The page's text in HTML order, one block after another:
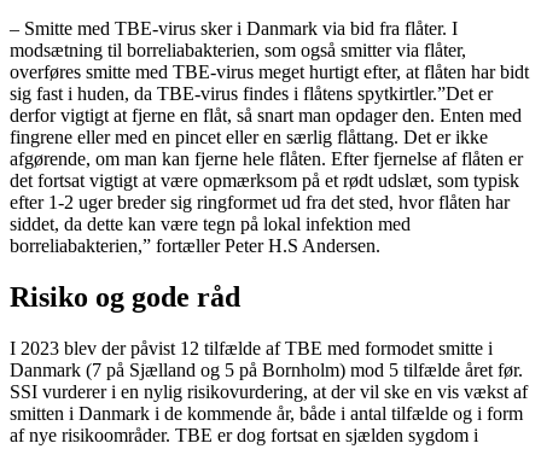
– Smitte med TBE-virus sker i Danmark via bid fra flåter. I
modsætning til borreliabakterien, som også smitter via flåter,
overføres smitte med TBE-virus meget hurtigt efter, at flåten har bidt
sig fast i huden, da TBE-virus findes i flåtens spytkirtler.”Det er
derfor vigtigt at fjerne en flåt, så snart man opdager den. Enten med
fingrene eller med en pincet eller en særlig flåttang. Det er ikke
afgørende, om man kan fjerne hele flåten. Efter fjernelse af flåten er
det fortsat vigtigt at være opmærksom på et rødt udslæt, som typisk
efter 1-2 uger breder sig ringformet ud fra det sted, hvor flåten har
siddet, da dette kan være tegn på lokal infektion med
borreliabakterien,” fortæller Peter H.S Andersen.
Risiko og gode råd
I 2023 blev der påvist 12 tilfælde af TBE med formodet smitte i
Danmark (7 på Sjælland og 5 på Bornholm) mod 5 tilfælde året før.
SSI vurderer i en nylig risikovurdering, at der vil ske en vis vækst af
smitten i Danmark i de kommende år, både i antal tilfælde og i form
af nye risikoområder. TBE er dog fortsat en sjælden sygdom i